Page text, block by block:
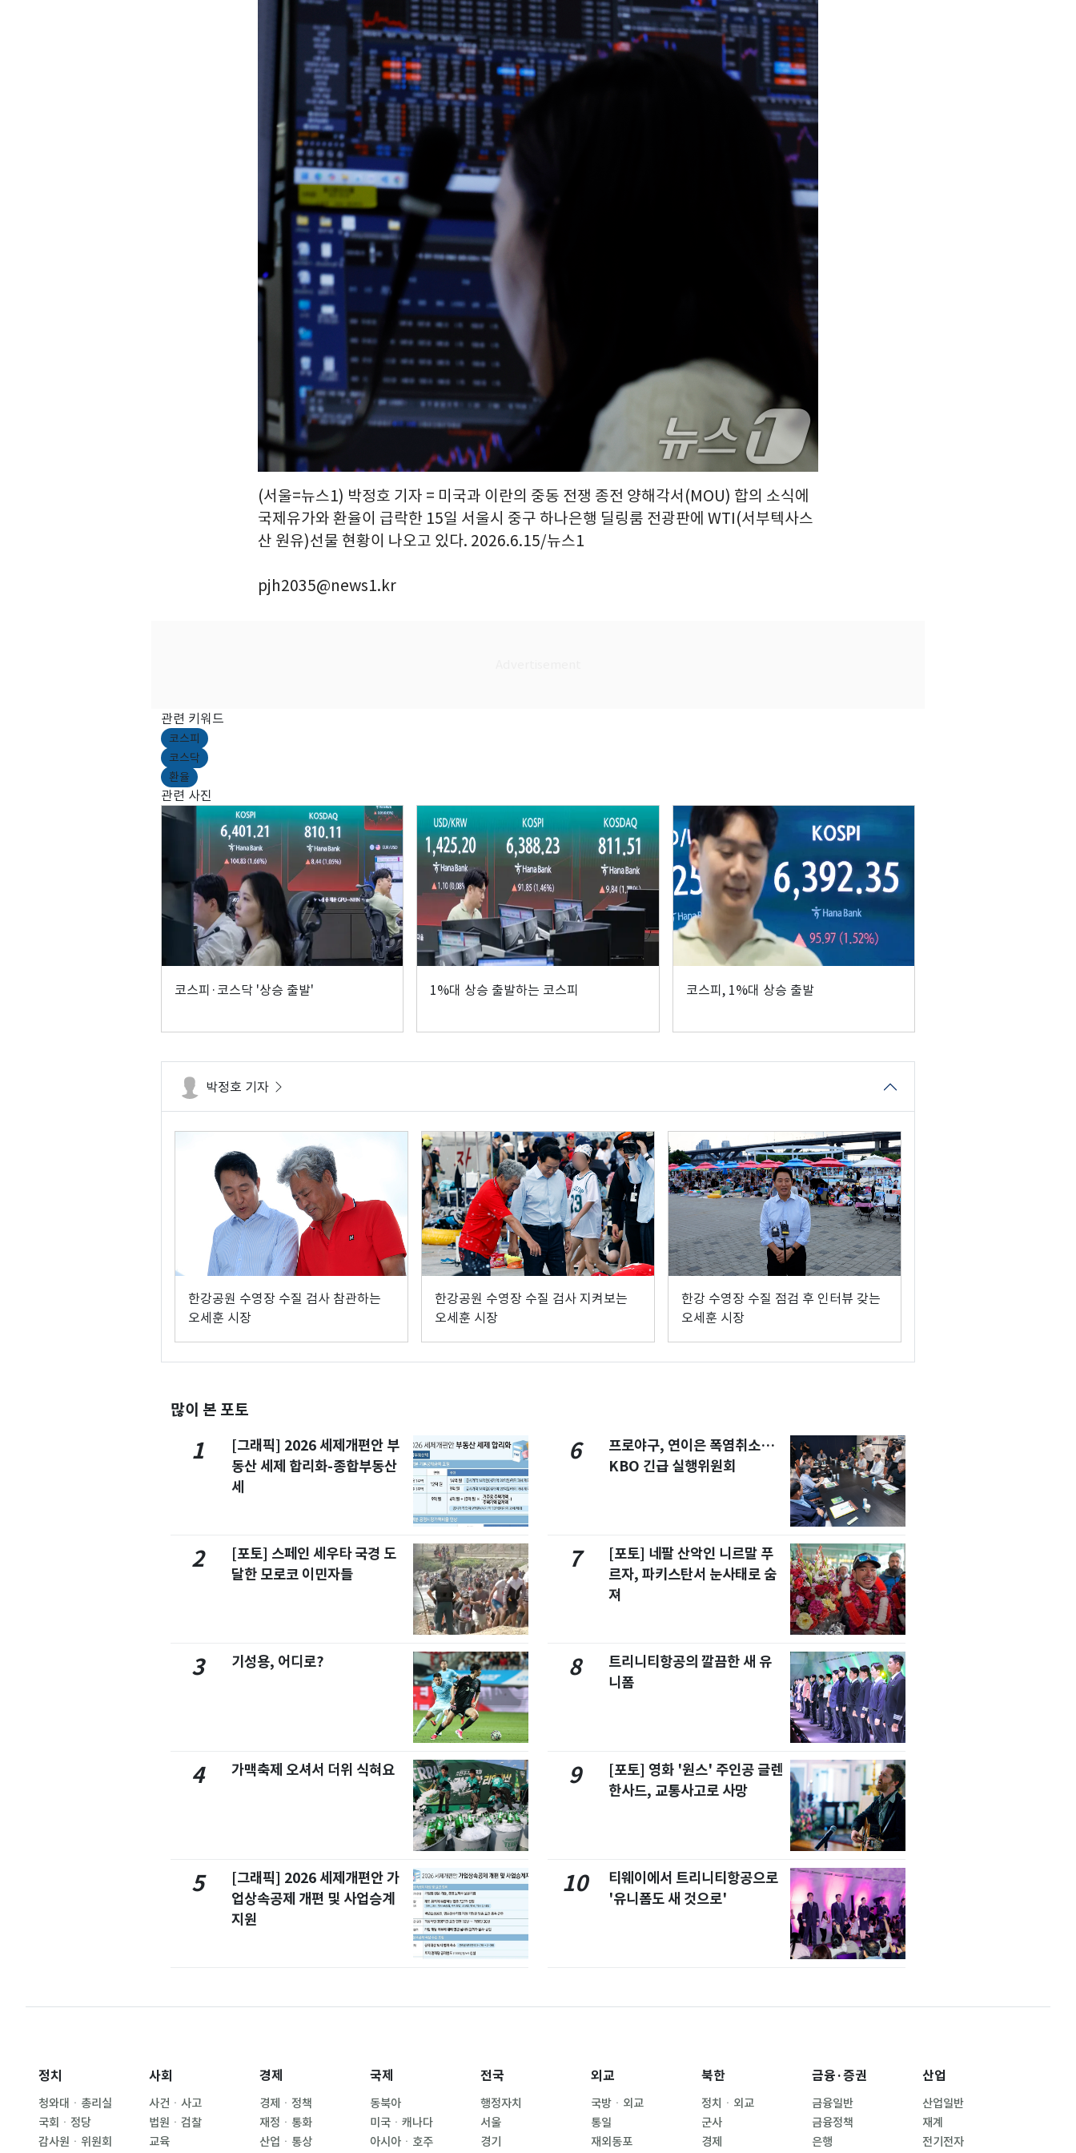
(서울=뉴스1) 박정호 기자 = 미국과 이란의 중동 전쟁 종전 양해각서(MOU) 합의 소식에
국제유가와 환율이 급락한 15일 서울시 중구 하나은행 딜링룸 전광판에 WTI(서부텍사스
산 원유)선물 현황이 나오고 있다. 2026.6.15/뉴스1
pjh2035@news1.kr
관련 키워드
코스피
코스닥
환율
관련 사진
코스피·코스닥 '상승 출발' 1%대 상승 출발하는 코스피 코스피, 1%대 상승 출발
박정호 기자
한강공원 수영장 수질 검사 참관하는
오세훈 시장
한강공원 수영장 수질 검사 지켜보는
오세훈 시장
한강 수영장 수질 점검 후 인터뷰 갖는
오세훈 시장
많이 본 포토
1
[그래픽] 2026 세제개편안 부
동산 세제 합리화-종합부동산
세
2
[포토] 스페인 세우타 국경 도
달한 모로코 이민자들
3 기성용, 어디로?
4 가맥축제 오셔서 더위 식혀요
5
[그래픽] 2026 세제개편안 가
업상속공제 개편 및 사업승계
지원
6
프로야구, 연이은 폭염취소…
KBO 긴급 실행위원회
7
[포토] 네팔 산악인 니르말 푸
르자, 파키스탄서 눈사태로 숨
져
8
트리니티항공의 깔끔한 새 유
니폼
9
[포토] 영화 '원스' 주인공 글렌
한사드, 교통사고로 사망
10
티웨이에서 트리니티항공으로
'유니폼도 새 것으로'
정치
청와대ㆍ총리실
국회ㆍ정당
감사원ㆍ위원회
사회
사건ㆍ사고
법원ㆍ검찰
교육
경제
경제ㆍ정책
재정ㆍ통화
산업ㆍ통상
국제
동북아
미국ㆍ캐나다
아시아ㆍ호주
전국
행정자치
서울
경기
외교
국방ㆍ외교
통일
재외동포
북한
정치ㆍ외교
군사
경제
금융·증권
금융일반
금융정책
은행
산업
산업일반
재계
전기전자